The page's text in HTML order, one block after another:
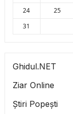
24
25
31
Ghidul.NET
Ziar Online
Știri Popești